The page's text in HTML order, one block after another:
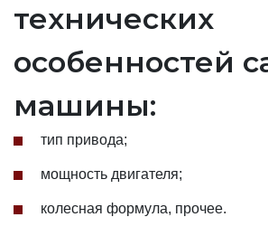
технических
особенностей
машины:
тип привода;
мощность двигателя;
колесная формула, прочее.